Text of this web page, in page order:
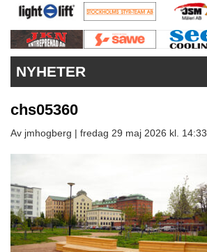
PRENUMERERA
VÅRA ANDRA MAGASIN
ANNONSERA
KONTAKT
NYHETER
chs05360
Av jmhogberg | fredag 29 maj 2026 kl. 14:33